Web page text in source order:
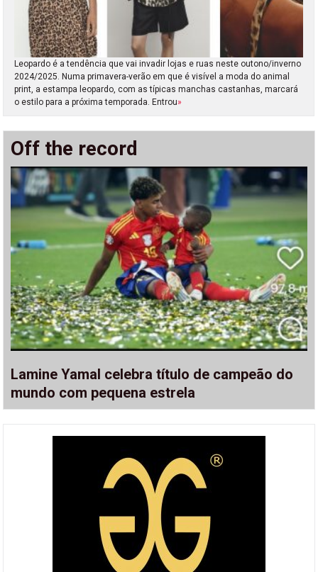
Leopardo é a tendência que vai invadir lojas e ruas neste outono/inverno
2024/2025. Numa primavera-verão em que é visível a moda do animal
print, a estampa leopardo, com as típicas manchas castanhas, marcará
o estilo para a próxima temporada. Entrou»
Off the record
Lamine Yamal celebra título de campeão do
mundo com pequena estrela